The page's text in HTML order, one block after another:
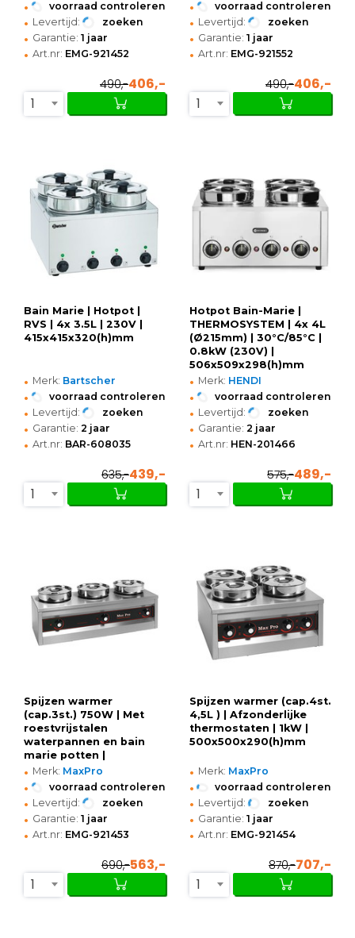
•
voorraad controleren
• Levertijd: zoeken
• Garantie: 1 jaar
• Art.nr: EMG-921452
490,-406,-
1
•
voorraad controleren
• Levertijd: zoeken
• Garantie: 1 jaar
• Art.nr: EMG-921552
490,-406,-
1
Bain Marie | Hotpot |
RVS | 4x 3.5L | 230V |
415x415x320(h)mm
• Merk: Bartscher
• voorraad controleren
• Levertijd: zoeken
• Garantie: 2 jaar
• Art.nr: BAR-608035
635,-439,-
1
Hotpot Bain-Marie |
THERMOSYSTEM | 4x 4L
(Ø215mm) | 30°C/85°C |
0.8kW (230V) |
506x509x298(h)mm
• Merk: HENDI
• voorraad controleren
• Levertijd: zoeken
• Garantie: 2 jaar
• Art.nr: HEN-201466
575,-489,-
1
Spijzen warmer
(cap.3st.) 750W | Met
roestvrijstalen
waterpannen en bain
marie potten |
760x260x290(h)mm
• Merk: MaxPro
• voorraad controleren
• Levertijd: zoeken
• Garantie: 1 jaar
• Art.nr: EMG-921453
690,-563,-
1
Spijzen warmer (cap.4st.
4,5L ) | Afzonderlijke
thermostaten | 1kW |
500x500x290(h)mm
• Merk: MaxPro
• voorraad controleren
• Levertijd: zoeken
• Garantie: 1 jaar
• Art.nr: EMG-921454
870,-707,-
1